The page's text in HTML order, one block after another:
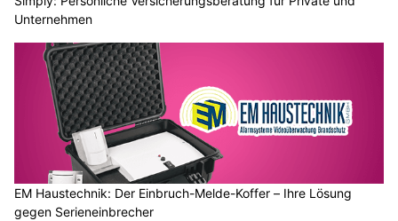
Unternehmen
EM Haustechnik: Der Einbruch-Melde-Koffer – Ihre Lösung
gegen Serieneinbrecher